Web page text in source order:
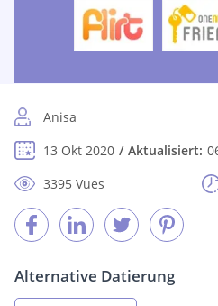
Anisa
13 Okt 2020
Aktualisiert:
3395 Vues
Alternative Datierung